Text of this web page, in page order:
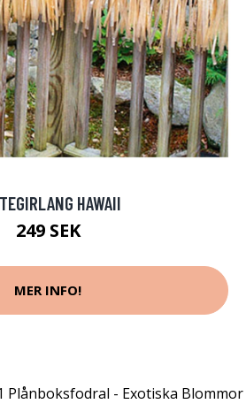
HAWAII
249 SEK
MER INFO!